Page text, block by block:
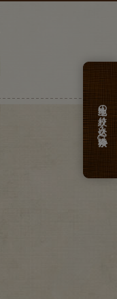
生地の絞り込み検索